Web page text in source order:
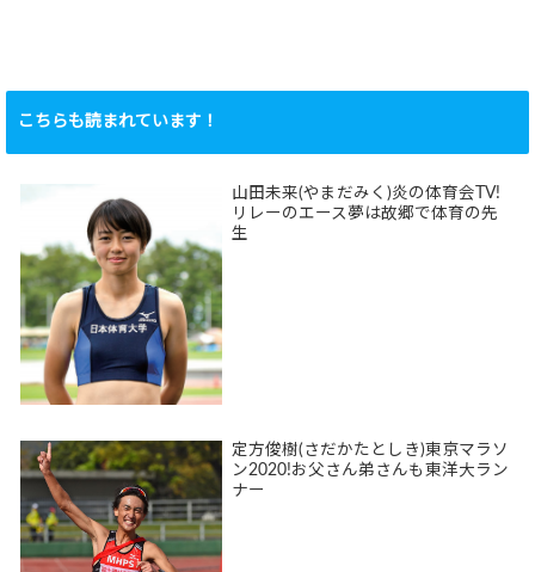
こちらも読まれています！
山田未来(やまだみく)炎の体育会TV!
リレーのエース夢は故郷で体育の先
生
定方俊樹(さだかたとしき)東京マラソ
ン2020!お父さん弟さんも東洋大ラン
ナー